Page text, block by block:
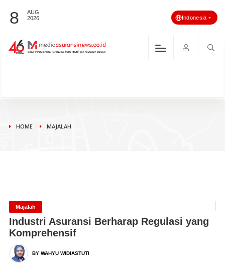
8
AUG
2026
Indonesia
HOME MAJALAH
Majalah
Industri Asuransi Berharap Regulasi yang
Komprehensif
BY WAHYU WIDIASTUTI